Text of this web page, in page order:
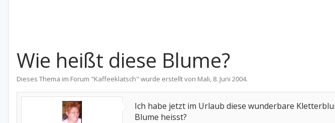
Wie heißt diese Blume?
Dieses Thema im Forum "Kaffeeklatsch" wurde erstellt von Mali, 8. Juni 2004.
Ich habe jetzt im Urlaub diese wunderbare
Blume heisst?